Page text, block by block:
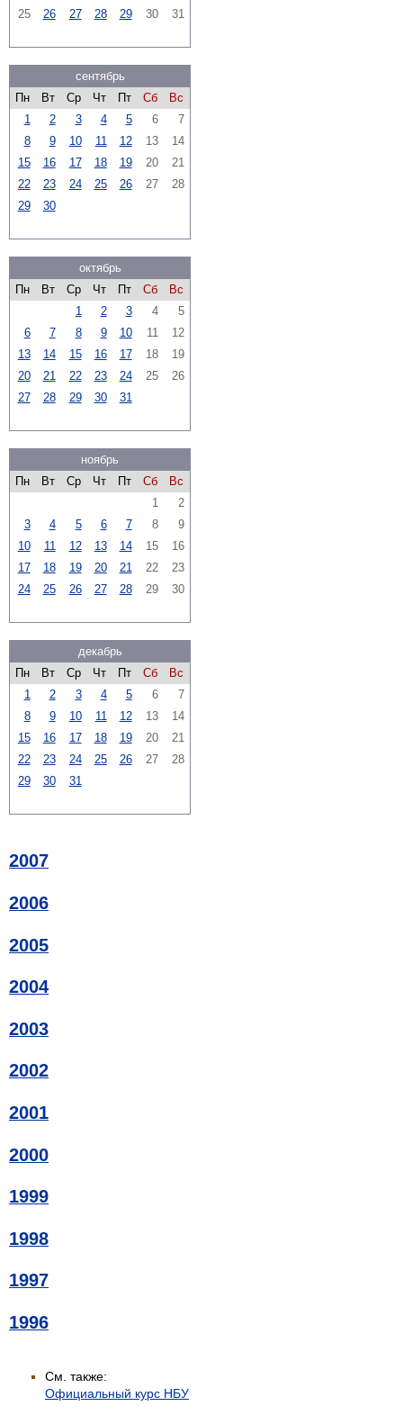
25
26 27 28 29 30 31
сентябрь
Пн
Вт Ср Чт Пт Сб
Вс
1
2 3 4 5 6
7
8
9 10 11 12 13
14
15
16 17 18 19 20
21
22
23 24 25 26 27
28
29
30
октябрь
Пн
Вт Ср Чт Пт Сб
Вс
1
2 3 4
5
6
7 8 9 10 11
12
13
14 15 16 17 18
19
20
21 22 23 24 25
26
27
28 29 30 31
ноябрь
Пн
Вт Ср Чт Пт Сб
Вс
1
2
3
4 5 6 7 8
9
10
11 12 13 14 15
16
17
18 19 20 21 22
23
24
25 26 27 28 29 30
декабрь
Пн
Вт Ср Чт Пт Сб
Вс
1
2 3 4 5 6
7
8
9 10 11 12 13
14
15
16 17 18 19 20
21
22
23 24 25 26 27
28
29
30 31
2007
2006
2005
2004
2003
2002
2001
2000
1999
1998
1997
1996
См. также:
Официальный курс НБУ